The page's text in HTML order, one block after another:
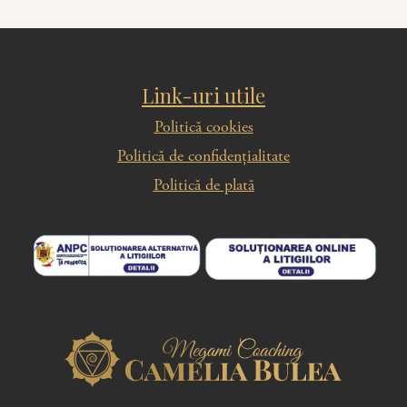
Link-uri utile
Politică cookies
Politică de confidențialitate
Politică de plată